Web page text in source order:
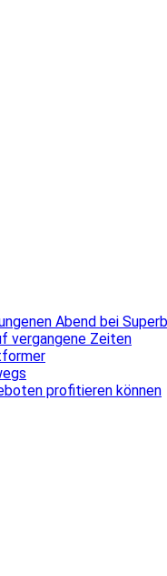
Abend bei
vergangene Zeiten
profitieren können